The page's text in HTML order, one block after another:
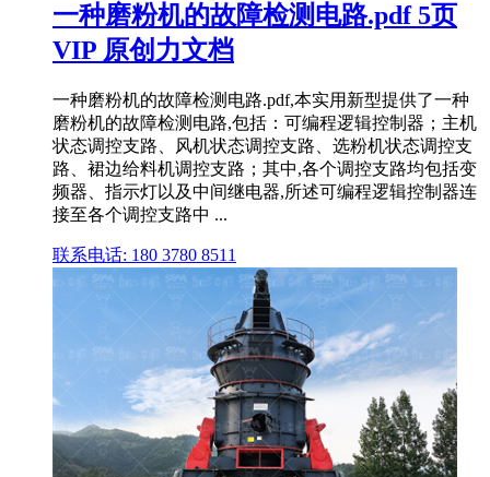
一种磨粉机的故障检测电路.pdf 5页
VIP 原创力文档
一种磨粉机的故障检测电路.pdf,本实用新型提供了一种
磨粉机的故障检测电路,包括：可编程逻辑控制器；主机
状态调控支路、风机状态调控支路、选粉机状态调控支
路、裙边给料机调控支路；其中,各个调控支路均包括变
频器、指示灯以及中间继电器,所述可编程逻辑控制器连
接至各个调控支路中 ...
联系电话: 180 3780 8511